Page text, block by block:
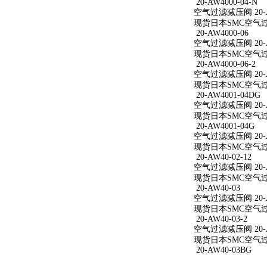
20-AW4000-04-N
空气过滤减压阀
现货日本SMC空气
20-AW4000-06
空气过滤减压阀 20-
现货日本SMC空气
20-AW4000-06-2
空气过滤减压阀 20-
现货日本SMC空气
20-AW4001-04DG
空气过滤减压阀 20-
现货日本SMC空气
20-AW4001-04G
空气过滤减压阀 20-
现货日本SMC空气
20-AW40-02-12
空气过滤减压阀 20-
现货日本SMC空气
20-AW40-03
空气过滤减压阀 20-
现货日本SMC空气
20-AW40-03-2
空气过滤减压阀
现货日本SMC空气
20-AW40-03BG